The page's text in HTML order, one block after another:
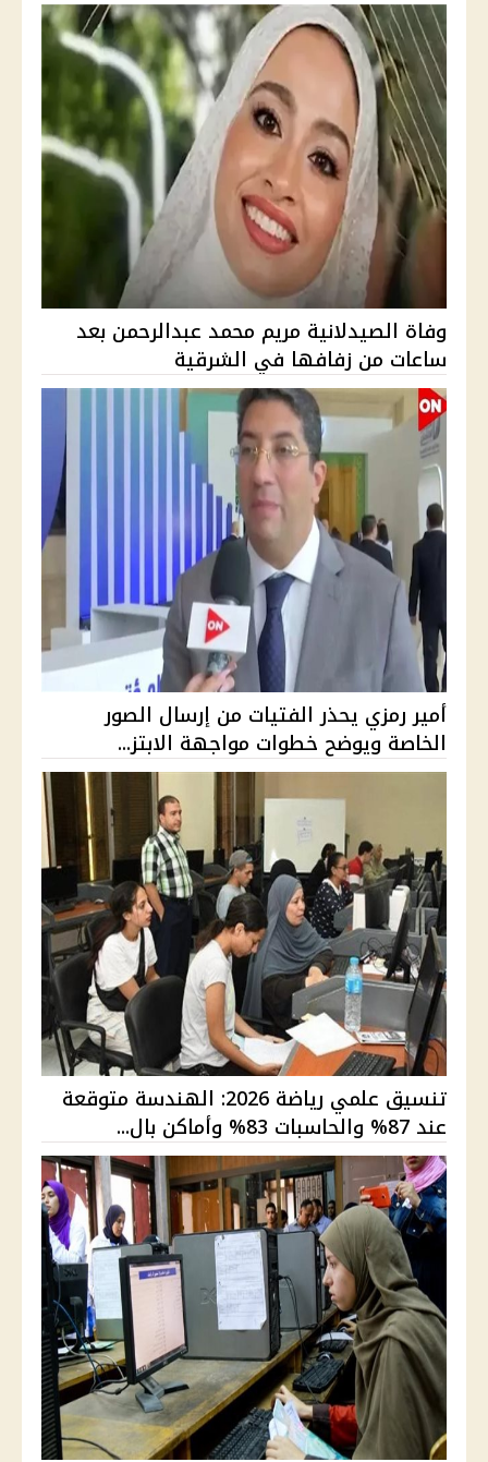
وفاة الصيدلانية مريم محمد عبدالرحمن بعد
ساعات من زفافها في الشرقية
أمير رمزي يحذر الفتيات من إرسال الصور
الخاصة ويوضح خطوات مواجهة الابتز...
تنسيق علمي رياضة 2026: الهندسة متوقعة
عند 87% والحاسبات 83% وأماكن بال...